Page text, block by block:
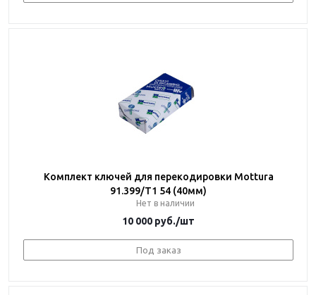
Комплект ключей для перекодировки Mottura
91.399/T1 54 (40мм)
Нет в наличии
10 000 руб./шт
Под заказ